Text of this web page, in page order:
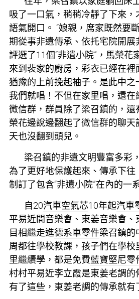
吸了一口氣，稍稍冷靜了下來，
語氣開口。 “娘親，席家既然要
期從事非遺傳承、依托宅院開展
評選了11個“非遺小院”，馬榮花
來到裴家的廚房，彩衣已經在裡
猶豫的上前挽起袖子。是此中之
我們就唱！不但在家里唱，還在
微信群，群員除了梁召鎮的，還
榮花邊說邊翻起了微信群的聊天
天也沒翻到頭兒。
梁召鎮的非遺文明豐富多彩
為了更好地保護起來、傳承下往
制訂了包含“非遺小院”在內的一
自20汽車空氣芯10年起汽車
平易近間音樂會、東姜音樂會、
目相繼走進德系車零件梁召鎮的
周都往學校教課，孩子們在學校
里繼續學，都是免費藍寶堅尼零
村村平易近李立霞是東姜老調的
有了這些，東姜老調的傳承就有